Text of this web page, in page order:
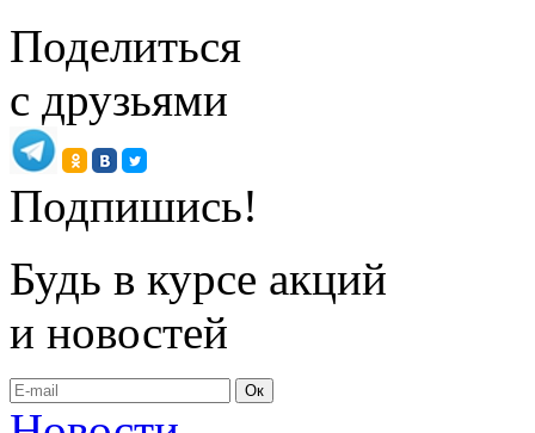
Поделиться
с друзьями
Подпишись!
Будь в курсе акций
и новостей
Ок